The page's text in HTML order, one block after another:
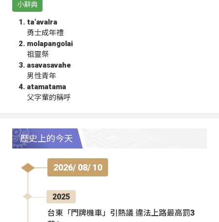
小辭典
ta‘avalra
勇士成年禮
molapangolai
祖靈祭
asavasavahe
男性青年
atamatama
父字輩的稱呼
歷史上的今天
2026/ 08/ 10
2025
台東「門牌機車」引熱議 違法上路最高罰3